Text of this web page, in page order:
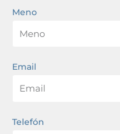
Meno
Email
Telefón